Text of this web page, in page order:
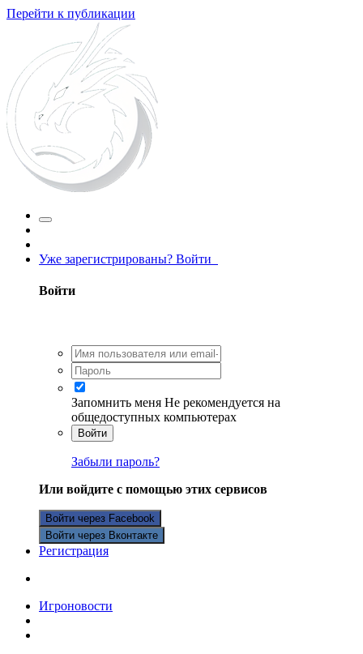
Перейти к публикации
Уже зарегистрированы? Войти
Войти
Запомнить меня Не рекомендуется на
общедоступных компьютерах
Войти
Забыли пароль?
Или войдите с помощью этих сервисов
Войти через Facebook
Войти через Вконтакте
Регистрация
Игроновости